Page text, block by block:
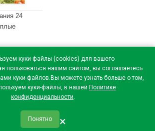
куки-файлы (cookies) для вашего
пользоваться нашим сайтом, вы соглашаетесь
куки-файлов.Вы можете узнать больше о том,
куки-файлы, в нашей Политике
конфиденциальности.
Понятно ×
24
qr_code